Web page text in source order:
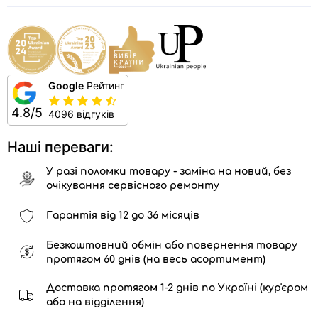
4.8/5
Google Рейтинг
4096 відгуків
Наші переваги:
У разі поломки товару - заміна на новий, без
очікування сервісного ремонту
Гарантія від 12 до 36 місяців
Безкоштовний обмін або повернення товару
протягом 60 днів (на весь асортимент)
Доставка протягом 1-2 днів по Україні (кур'єром
або на відділення)